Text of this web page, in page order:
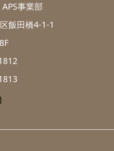
事業部
飯田橋4-1-1